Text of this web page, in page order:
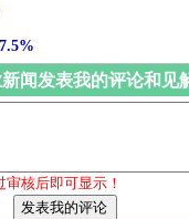
闻发表我的评论和见
核后即可显示！